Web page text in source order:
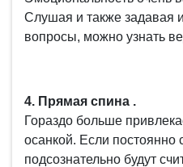
Слушая и также задавая
вопросы, можно узнать
4. Прямая спина .
Гораздо больше
осанкой. Если постоянно
подсознательно будут